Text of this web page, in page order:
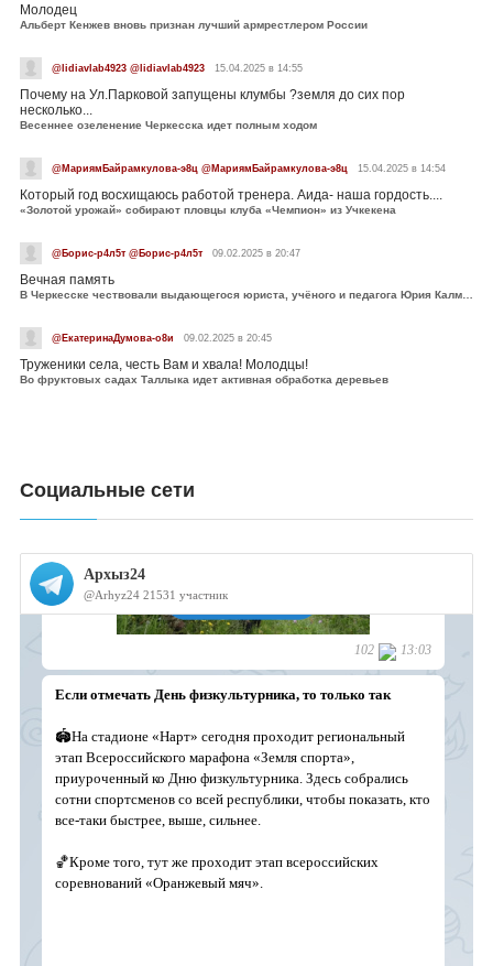
Молодец
Альберт Кенжев вновь признан лучший армрестлером России
@lidiavlab4923 @lidiavlab4923 15.04.2025 в 14:55
Почему на Ул.Парковой запущены клумбы ?земля до сих пор
несколько...
Весеннее озеленение Черкесска идет полным ходом
@МариямБайрамкулова-э8ц @МариямБайрамкулова-э8ц 15.04.2025 в 14:54
Который год восхищаюсь работой тренера. Аида- наша гордость....
«Золотой урожай» собирают пловцы клуба «Чемпион» из Учкекена
@Борис-р4л5т @Борис-р4л5т 09.02.2025 в 20:47
Вечная память
В Черкесске чествовали выдающегося юриста, учёного и педагога Юрия Калмыкова
@ЕкатеринаДумова-о8и 09.02.2025 в 20:45
Труженики села, честь Вам и хвала! Молодцы!
Во фруктовых садах Таллыка идет активная обработка деревьев
Социальные сети